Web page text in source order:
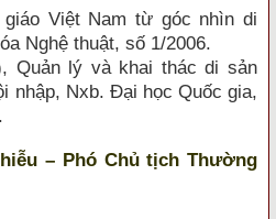
Việt Nam từ góc nhìn di
Nghệ thuật, số 1/2006.
Quản lý và khai thác di sản
nhập, Nxb. Đại học Quốc gia,
– Phó Chủ tịch Thường